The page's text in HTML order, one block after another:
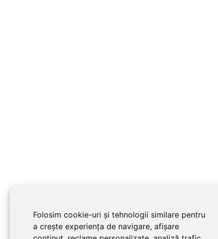
Folosim cookie-uri și tehnologii similare pentru
a crește experiența de navigare, afișare